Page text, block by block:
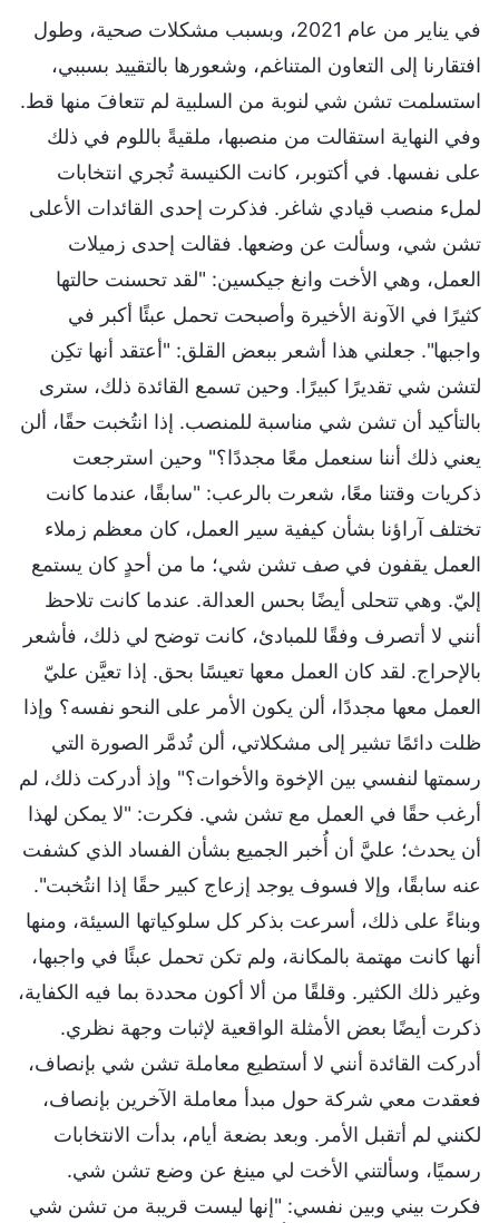
في يناير من عام 2021، وبسبب مشكلات صحية، وطول
افتقارنا إلى التعاون المتناغم، وشعورها بالتقييد بسببي،
استسلمت تشن شي لنوبة من السلبية لم تتعافَ منها قط.
وفي النهاية استقالت من منصبها، ملقيةً باللوم في ذلك
على نفسها. في أكتوبر، كانت الكنيسة تُجري انتخابات
لملء منصب قيادي شاغر. فذكرت إحدى القائدات الأعلى
تشن شي، وسألت عن وضعها. فقالت إحدى زميلات
العمل، وهي الأخت وانغ جيكسين: "لقد تحسنت حالتها
كثيرًا في الآونة الأخيرة وأصبحت تحمل عبئًا أكبر في
واجبها". جعلني هذا أشعر ببعض القلق: "أعتقد أنها تكِن
لتشن شي تقديرًا كبيرًا. وحين تسمع القائدة ذلك، سترى
بالتأكيد أن تشن شي مناسبة للمنصب. إذا انتُخبت حقًا، ألن
يعني ذلك أننا سنعمل معًا مجددًا؟" وحين استرجعت
ذكريات وقتنا معًا، شعرت بالرعب: "سابقًا، عندما كانت
تختلف آراؤنا بشأن كيفية سير العمل، كان معظم زملاء
العمل يقفون في صف تشن شي؛ ما من أحدٍ كان يستمع
إليّ. وهي تتحلى أيضًا بحس العدالة. عندما كانت تلاحظ
أنني لا أتصرف وفقًا للمبادئ، كانت توضح لي ذلك، فأشعر
بالإحراج. لقد كان العمل معها تعيسًا بحق. إذا تعيَّن عليّ
العمل معها مجددًا، ألن يكون الأمر على النحو نفسه؟ وإذا
ظلت دائمًا تشير إلى مشكلاتي، ألن تُدمَّر الصورة التي
رسمتها لنفسي بين الإخوة والأخوات؟" وإذ أدركت ذلك، لم
أرغب حقًا في العمل مع تشن شي. فكرت: "لا يمكن لهذا
أن يحدث؛ عليَّ أن أُخبر الجميع بشأن الفساد الذي كشفت
عنه سابقًا، وإلا فسوف يوجد إزعاج كبير حقًا إذا انتُخبت".
وبناءً على ذلك، أسرعت بذكر كل سلوكياتها السيئة، ومنها
أنها كانت مهتمة بالمكانة، ولم تكن تحمل عبئًا في واجبها،
وغير ذلك الكثير. وقلقًا من ألا أكون محددة بما فيه الكفاية،
ذكرت أيضًا بعض الأمثلة الواقعية لإثبات وجهة نظري.
أدركت القائدة أنني لا أستطيع معاملة تشن شي بإنصاف،
فعقدت معي شركة حول مبدأ معاملة الآخرين بإنصاف،
لكنني لم أتقبل الأمر. وبعد بضعة أيام، بدأت الانتخابات
رسميًا، وسألتني الأخت لي مينغ عن وضع تشن شي.
فكرت بيني وبين نفسي: "إنها ليست قريبة من تشن شي